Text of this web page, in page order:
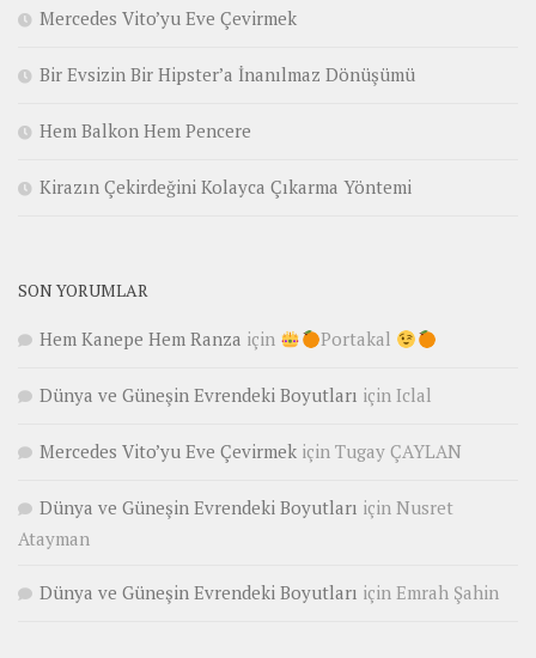
Mercedes Vito’yu Eve Çevirmek
Bir Evsizin Bir Hipster’a İnanılmaz Dönüşümü
Hem Balkon Hem Pencere
Kirazın Çekirdeğini Kolayca Çıkarma Yöntemi
SON YORUMLAR
Hem Kanepe Hem Ranza için Portakal
Dünya ve Güneşin Evrendeki Boyutları için Iclal
Mercedes Vito’yu Eve Çevirmek için Tugay ÇAYLAN
Dünya ve Güneşin Evrendeki Boyutları için Nusret
Atayman
Dünya ve Güneşin Evrendeki Boyutları için Emrah Şahin